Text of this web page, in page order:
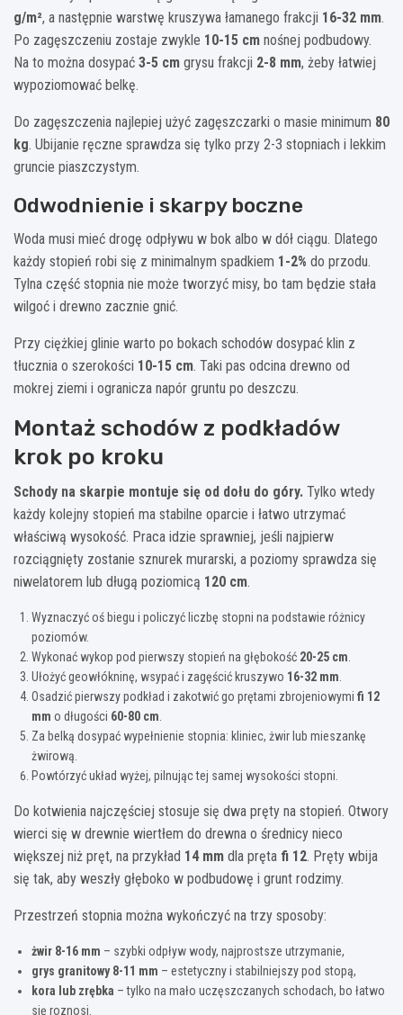
g/m², a następnie warstwę kruszywa łamanego frakcji 16-32 mm.
Po zagęszczeniu zostaje zwykle 10-15 cm nośnej podbudowy.
Na to można dosypać 3-5 cm grysu frakcji 2-8 mm, żeby łatwiej
wypoziomować belkę.
Do zagęszczenia najlepiej użyć zagęszczarki o masie minimum 80
kg. Ubijanie ręczne sprawdza się tylko przy 2-3 stopniach i lekkim
gruncie piaszczystym.
Odwodnienie i skarpy boczne
Woda musi mieć drogę odpływu w bok albo w dół ciągu. Dlatego
każdy stopień robi się z minimalnym spadkiem 1-2% do przodu.
Tylna część stopnia nie może tworzyć misy, bo tam będzie stała
wilgoć i drewno zacznie gnić.
Przy ciężkiej glinie warto po bokach schodów dosypać klin z
tłucznia o szerokości 10-15 cm. Taki pas odcina drewno od
mokrej ziemi i ogranicza napór gruntu po deszczu.
Montaż schodów z podkładów
krok po kroku
Schody na skarpie montuje się od dołu do góry. Tylko wtedy
każdy kolejny stopień ma stabilne oparcie i łatwo utrzymać
właściwą wysokość. Praca idzie sprawniej, jeśli najpierw
rozciągnięty zostanie sznurek murarski, a poziomy sprawdza się
niwelatorem lub długą poziomicą 120 cm.
Wyznaczyć oś biegu i policzyć liczbę stopni na podstawie różnicy
poziomów.
Wykonać wykop pod pierwszy stopień na głębokość 20-25 cm
Ułożyć geowłókninę, wsypać i zagęścić kruszywo 16-32 mm
Osadzić pierwszy podkład i zakotwić go prętami zbrojeniowymi fi 12
mm o długości 60-80 cm
Za belką dosypać wypełnienie stopnia: kliniec, żwir lub mieszankę
żwirową.
Powtórzyć układ wyżej, pilnując tej samej wysokości stopni.
Do kotwienia najczęściej stosuje się dwa pręty na stopień. Otwory
wierci się w drewnie wiertłem do drewna o średnicy nieco
większej niż pręt, na przykład 14 mm dla pręta fi 12. Pręty wbija
się tak, aby weszły głęboko w podbudowę i grunt rodzimy.
Przestrzeń stopnia można wykończyć na trzy sposoby:
żwir 8-16 mm – szybki odpływ wody, najprostsze utrzymanie,
grys granitowy 8-11 mm – estetyczny i stabilniejszy pod stopą,
kora lub zrębka – tylko na mało uczęszczanych schodach, bo łatwo
się roznosi.